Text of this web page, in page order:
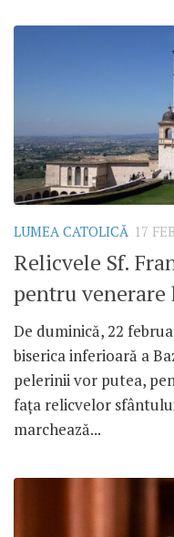
LUMEA CATOLICĂ 17
Relicvele Sf.
pentru venerare
De duminică, 22
biserica inferioară a
pelerinii vor putea,
fața relicvelor
marchează...